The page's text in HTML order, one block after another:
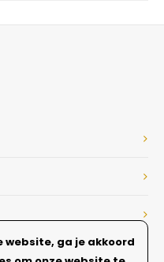
website, ga je akkoord